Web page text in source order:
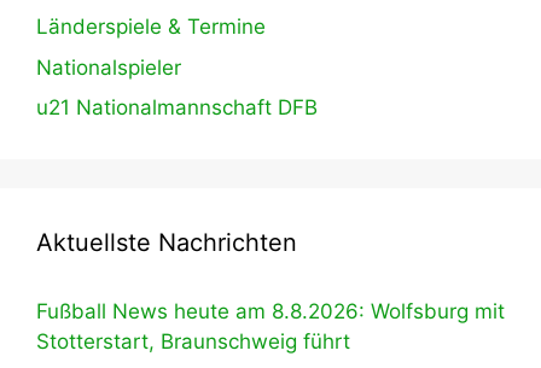
Länderspiele & Termine
Nationalspieler
u21 Nationalmannschaft DFB
Aktuellste Nachrichten
Fußball News heute am 8.8.2026: Wolfsburg mit
Stotterstart, Braunschweig führt